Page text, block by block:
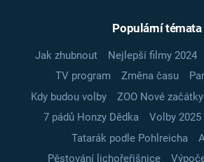
Populární témata
Jak zhubnout Nejlepší filmy 2024
TV program
Změna času
Kdy budou volby
ZOO Nové začátky
7 pádů Honzy Dědka
Volby 2025
Tatarák podle Pohlreicha
Pěstování lichořeřišnice